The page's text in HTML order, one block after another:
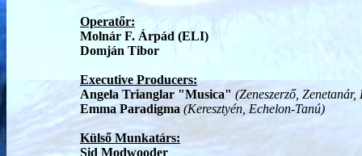
Operatőr:
Molnár F. Árpád (ELI)
Domján Tibor
Executive Producers:
Angela Trianglar "Musica" (Zeneszerző,
Emma Paradigma (Keresztyén, Echelon-Tanú)
Külső Munkatárs:
Sid Modwooder